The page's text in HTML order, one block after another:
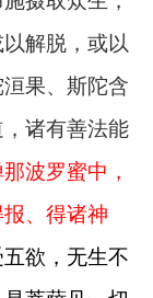
解脱，或以
果、斯陀含
诸有善法能
波罗蜜中，
、得诸神
欲，无生不